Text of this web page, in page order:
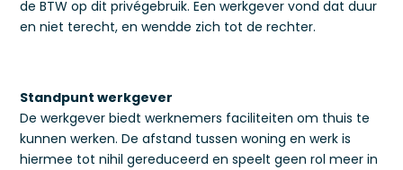
de BTW op dit privégebruik. Een werkgever vond dat duur
en niet terecht, en wendde zich tot de rechter.
Standpunt werkgever
De werkgever biedt werknemers faciliteiten om thuis te
kunnen werken. De afstand tussen woning en werk is
hiermee tot nihil gereduceerd en speelt geen rol meer in